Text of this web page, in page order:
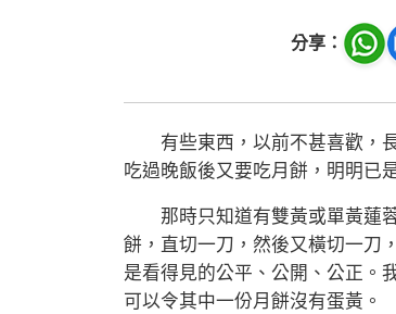
分享：
有些東西，以前不甚喜歡，長
吃過晚飯後又要吃月餅，明明已
那時只知道有雙黃或單黃蓮蓉
餅，直切一刀，然後又橫切一刀
是看得見的公平、公開、公正。
可以令其中一份月餅沒有蛋黃。